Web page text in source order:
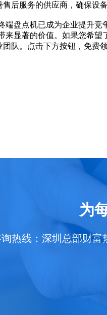
后服务的供应商，确保设
端盘点机已成为企业提升
来显著的价值。如果您希
队。点击下方按钮，免费
为
热线：深圳总部财富